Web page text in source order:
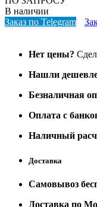
В наличии
Заказ по Telegram
Нет цены?
Нашли
Безналичная
Оплата с
Наличный
Доставка
Самовывоз
Доставка по